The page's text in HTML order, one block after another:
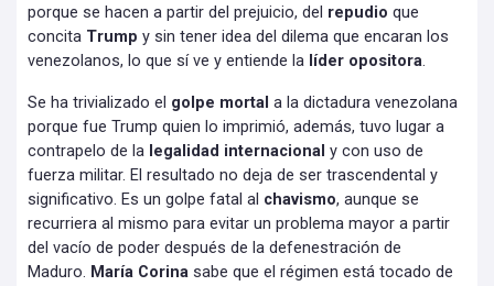
porque se hacen a partir del prejuicio, del repudio que
concita Trump y sin tener idea del dilema que encaran los
venezolanos, lo que sí ve y entiende la líder opositora.
Se ha trivializado el golpe mortal a la dictadura venezolana
porque fue Trump quien lo imprimió, además, tuvo lugar a
contrapelo de la legalidad internacional y con uso de
fuerza militar. El resultado no deja de ser trascendental y
significativo. Es un golpe fatal al chavismo, aunque se
recurriera al mismo para evitar un problema mayor a partir
del vacío de poder después de la defenestración de
Maduro. María Corina sabe que el régimen está tocado de